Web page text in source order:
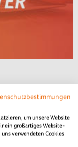
um unsere Website
ein großartiges Website-
verwendeten Cookies